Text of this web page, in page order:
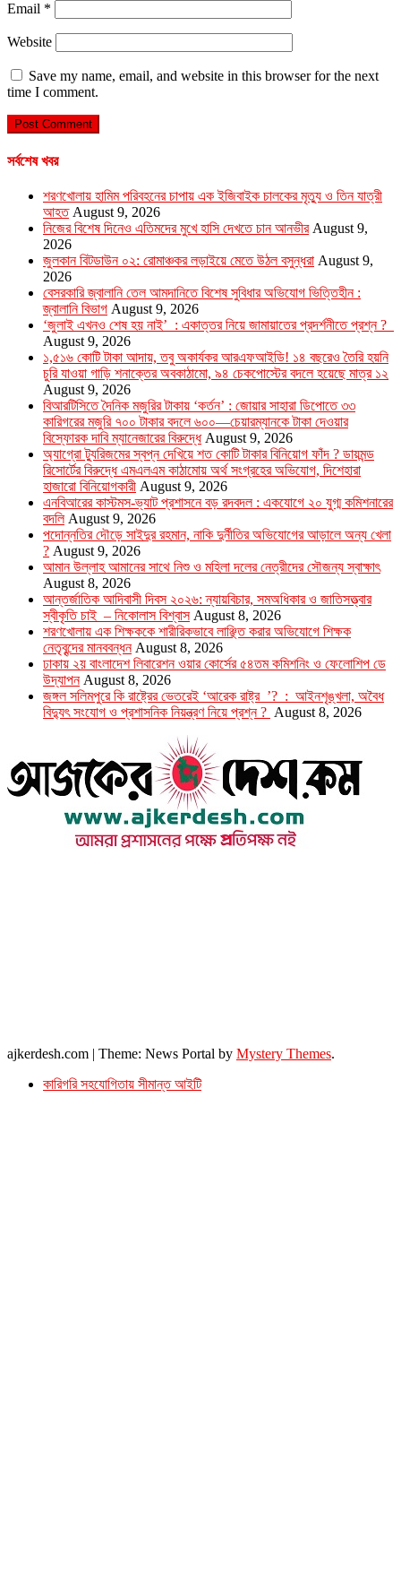
Email *
Website
Save my name, email, and website in this browser for the next
time I comment.
সর্বশেষ খবর
শরণখোলায় হামিম পরিবহনের চাপায় এক ইজিবাইক চালকের মৃত্যু ও তিন যাত্রী
আহত August 9, 2026
নিজের বিশেষ দিনেও এতিমদের মুখে হাসি দেখতে চান আনভীর August 9,
2026
জুলকান বিটডাউন ০২: রোমাঞ্চকর লড়াইয়ে মেতে উঠল বসুন্ধরা August 9,
2026
বেসরকারি জ্বালানি তেল আমদানিতে বিশেষ সুবিধার অভিযোগ ভিত্তিহীন :
জ্বালানি বিভাগ August 9, 2026
‘জুলাই এখনও শেষ হয় নাই’ : একাত্তর নিয়ে জামায়াতের প্রদর্শনীতে প্রশ্ন ?
August 9, 2026
১,৫১৬ কোটি টাকা আদায়, তবু অকার্যকর আরএফআইডি! ১৪ বছরেও তৈরি হয়নি
চুরি যাওয়া গাড়ি শনাক্তের অবকাঠামো, ৯৪ চেকপোস্টের বদলে হয়েছে মাত্র ১২
August 9, 2026
বিআরটিসিতে দৈনিক মজুরির টাকায় ‘কর্তন’ : জোয়ার সাহারা ডিপোতে ৩৩
কারিগরের মজুরি ৭০০ টাকার বদলে ৬০০—চেয়ারম্যানকে টাকা দেওয়ার
বিস্ফোরক দাবি ম্যানেজারের বিরুদ্ধে August 9, 2026
অ্যাগ্রো ট্যুরিজমের স্বপ্ন দেখিয়ে শত কোটি টাকার বিনিয়োগ ফাঁদ ? ডায়মন্ড
রিসোর্টের বিরুদ্ধে এমএলএম কাঠামোয় অর্থ সংগ্রহের অভিযোগ, দিশেহারা
হাজারো বিনিয়োগকারী August 9, 2026
এনবিআরের কাস্টমস-ভ্যাট প্রশাসনে বড় রদবদল : একযোগে ২০ যুগ্ম কমিশনারের
বদলি August 9, 2026
পদোন্নতির দৌড়ে সাইদুর রহমান, নাকি দুর্নীতির অভিযোগের আড়ালে অন্য খেলা
? August 9, 2026
আমান উল্লাহ আমানের সাথে নিশু ও মহিলা দলের নেত্রীদের সৌজন্য স্বাক্ষাৎ
August 8, 2026
আন্তর্জাতিক আদিবাসী দিবস ২০২৬: ন্যায়বিচার, সমঅধিকার ও জাতিসত্ত্বার
স্বীকৃতি চাই – নিকোলাস বিশ্বাস August 8, 2026
শরণখোলায় এক শিক্ষককে শারীরিকভাবে লাঞ্ছিত করার অভিযোগে শিক্ষক
নেতৃবৃন্দের মানববন্ধন August 8, 2026
ঢাকায় ২য় বাংলাদেশ লিবারেশন ওয়ার কোর্সের ৫৪তম কমিশনিং ও ফেলোশিপ ডে
উদ্‌যাপন August 8, 2026
জঙ্গল সলিমপুরে কি রাষ্ট্রের ভেতরেই ‘আরেক রাষ্ট্র ’? : আইনশৃঙ্খলা, অবৈধ
বিদ্যুৎ সংযোগ ও প্রশাসনিক নিয়ন্ত্রণ নিয়ে প্রশ্ন ? August 8, 2026
ajkerdesh.com | Theme: News Portal by Mystery Themes.
কারিগরি সহযোগিতায় সীমান্ত আইটি